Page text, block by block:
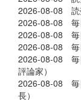
2026-08-08
2026-08-08
2026-08-08 毎
2026-08-08 毎
2026-08-08 毎
評論家）
2026-08-08 毎
長）